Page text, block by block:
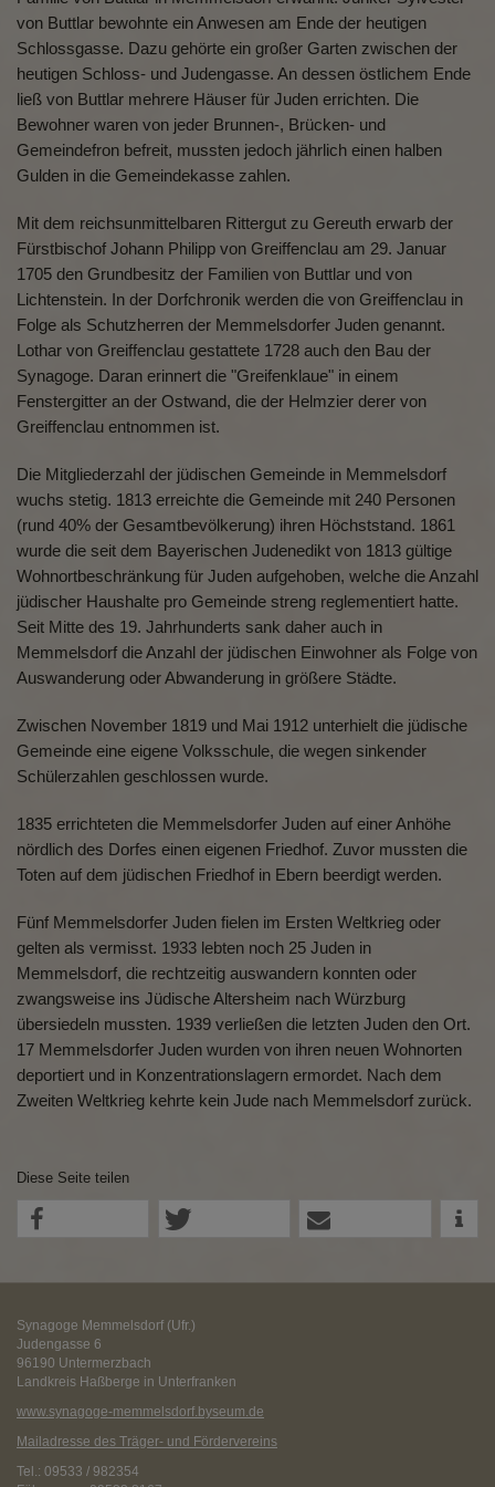
Diese Website nutzt Matomo Analytics für die Auswertung der
Seitenaufrufe als Statistik. Die hierdurch gespeicherten Daten werden
ausschließlich auf unseren eigenen Servern gespeichert. Eine
Übertragung an Dritte erfolgt nicht. Wir verwenden die Funktion
AnonymizeIP zur Anonymisierung Ihrer IP-Adresse, so dass diese gekürzt
wird und nicht mehr Ihrem Besuch auf unserer Internetseite zugeordnet
werden kann.
YouTube / Vimeo
Wir nutzen YouTube im erweiterten Datenschutzmodus. Dieser Modus
bewirkt laut YouTube, dass YouTube keine Informationen über die
Besucher auf dieser Website speichert, bevor diese sich das Video
ansehen.
Eingebundene Inhalte
Optional sind externe Inhalte auf den Seiten dieser Website
eingebunden. Das können Kartendienste wie z.B. Google Maps sein
oder auch Anwendungen einer externen Website.
von Buttlar bewohnte ein Anwesen am Ende der heutigen
Schlossgasse. Dazu gehörte ein großer Garten zwischen der
heutigen Schloss- und Judengasse. An dessen östlichem Ende
ließ von Buttlar mehrere Häuser für Juden errichten. Die
Bewohner waren von jeder Brunnen-, Brücken- und
Gemeindefron befreit, mussten jedoch jährlich einen halben
Gulden in die Gemeindekasse zahlen.
Mit dem reichsunmittelbaren Rittergut zu Gereuth erwarb der
Fürstbischof Johann Philipp von Greiffenclau am 29. Januar
1705 den Grundbesitz der Familien von Buttlar und von
Lichtenstein. In der Dorfchronik werden die von Greiffenclau in
Folge als Schutzherren der Memmelsdorfer Juden genannt.
Lothar von Greiffenclau gestattete 1728 auch den Bau der
Synagoge. Daran erinnert die "Greifenklaue" in einem
Fenstergitter an der Ostwand, die der Helmzier derer von
Greiffenclau entnommen ist.
Die Mitgliederzahl der jüdischen Gemeinde in Memmelsdorf
wuchs stetig. 1813 erreichte die Gemeinde mit 240 Personen
(rund 40% der Gesamtbevölkerung) ihren Höchststand. 1861
wurde die seit dem Bayerischen Judenedikt von 1813 gültige
Wohnortbeschränkung für Juden aufgehoben, welche die Anzahl
jüdischer Haushalte pro Gemeinde streng reglementiert hatte.
Seit Mitte des 19. Jahrhunderts sank daher auch in
Memmelsdorf die Anzahl der jüdischen Einwohner als Folge von
Auswanderung oder Abwanderung in größere Städte.
Zwischen November 1819 und Mai 1912 unterhielt die jüdische
Gemeinde eine eigene Volksschule, die wegen sinkender
Schülerzahlen geschlossen wurde.
1835 errichteten die Memmelsdorfer Juden auf einer Anhöhe
nördlich des Dorfes einen eigenen Friedhof. Zuvor mussten die
Toten auf dem jüdischen Friedhof in Ebern beerdigt werden.
Fünf Memmelsdorfer Juden fielen im Ersten Weltkrieg oder
gelten als vermisst. 1933 lebten noch 25 Juden in
Memmelsdorf, die rechtzeitig auswandern konnten oder
zwangsweise ins Jüdische Altersheim nach Würzburg
übersiedeln mussten. 1939 verließen die letzten Juden den Ort.
17 Memmelsdorfer Juden wurden von ihren neuen Wohnorten
deportiert und in Konzentrationslagern ermordet. Nach dem
Zweiten Weltkrieg kehrte kein Jude nach Memmelsdorf zurück.
Diese Seite teilen
Synagoge Memmelsdorf (Ufr.)
Judengasse 6
96190 Untermerzbach
Landkreis Haßberge in Unterfranken
www.synagoge-memmelsdorf.byseum.de
Mailadresse des Träger- und Fördervereins
Tel.: 09533 / 982354